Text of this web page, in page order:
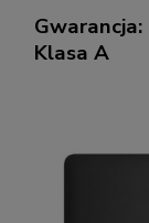
Gwarancja:
Klasa A